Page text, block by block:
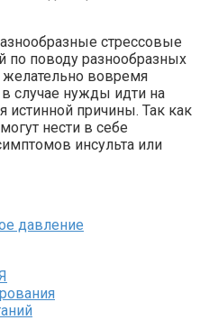
стрессовые
по поводу разнообразных
вовремя
случае нужды идти на
истинной причины. Так как
нести в себе
инсульта или
давление